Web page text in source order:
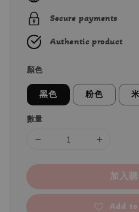
Secure payments
Authentic product
顏色
黑色 粉色
數量
加入
Add